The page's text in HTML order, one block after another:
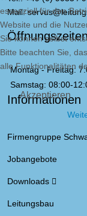
Mail:
Montag - Freitag:
Samstag: 08:00-
Informationen
Firmengruppe
Jobangebote
Downloads
Leitungsbau
essenziell für den
Website und die
Sie können selbst
Bitte beachten Sie,
alle Funktionalitäten
Akzeptieren